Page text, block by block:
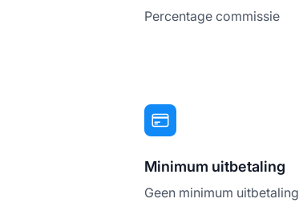
Percentage commissie
Minimum uitbetaling
Geen minimum uitbetaling